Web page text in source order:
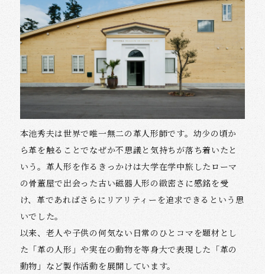
本池秀夫は世界で唯一無二の革人形師です。幼少の頃か
ら革を触ることでなぜか不思議と気持ちが落ち着いたと
いう。革人形を作るきっかけは大学在学中旅したローマ
の骨董屋で出会った古い磁器人形の緻密さに感銘を受
け、革であればさらにリアリティーを追求できるという思
いでした。
以来、老人や子供の何気ない日常のひとコマを題材とし
た「革の人形」や実在の動物を等身大で表現した「革の
動物」など製作活動を展開しています。